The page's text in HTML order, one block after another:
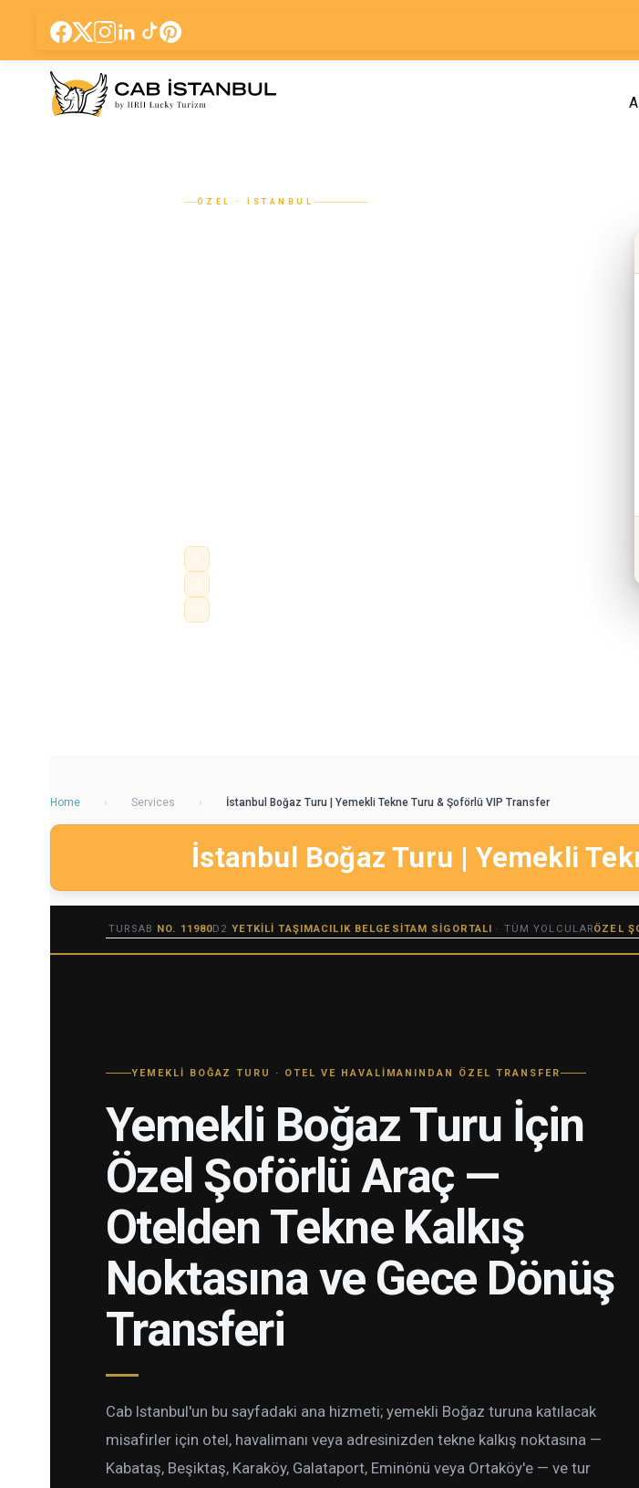
ÖZEL · İSTANBUL
Home › Services › İstanbul Boğaz Turu | Yemekli Tekne Turu & Şoförlü VIP Transfer
İstanbul Boğaz Turu | Yemekli
TURSAB NO. 11980D2 YETKILI TAŞIMACILIK BELGESITAM SIGORTALI · TÜM YOLCULARÖZEL
YEMEKLI BOĞAZ TURU · OTEL VE HAVALIMANINDAN ÖZEL TRANSFER
Yemekli Boğaz Turu İçin
Özel Şoförlü Araç —
Otelden Tekne Kalkış
Noktasına ve Gece Dönüş
Transferi
Cab Istanbul'un bu sayfadaki ana hizmeti; yemekli Boğaz turuna katılacak
misafirler için otel, havalimanı veya adresinizden tekne kalkış noktasına —
Kabataş, Beşiktaş, Karaköy, Galataport, Eminönü veya Ortaköy'e — ve tur